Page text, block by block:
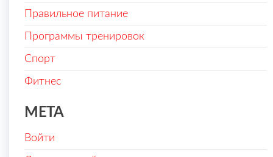
Правильное питание
Программы тренировок
Спорт
Фитнес
МЕТА
Войти